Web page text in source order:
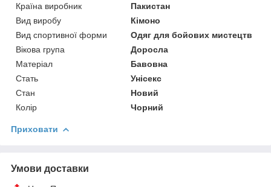
Країна виробник
Пакистан
Вид виробу
Кімоно
Вид спортивної форми
Одяг для бойових мистецтв
Вікова група
Доросла
Матеріал
Бавовна
Стать
Унісекс
Стан
Новий
Колір
Чорний
Приховати
Умови доставки